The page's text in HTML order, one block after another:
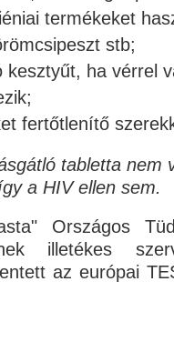
termékeket
stb;
kesztyűt, ha vérrel
fertőtlenítő
tabletta nem
a HIV ellen sem.
Országos
illetékes
az európai